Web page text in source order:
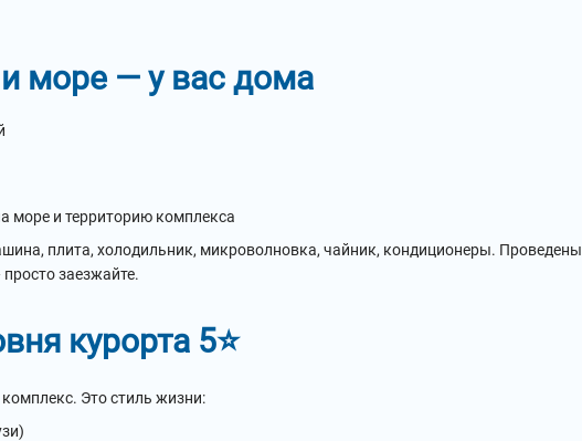
море — у вас дома
море и территорию комплекса
плита, холодильник, микроволновка, чайник, кондиционеры. Проведены
заезжайте.
курорта 5⭐
Это стиль жизни: